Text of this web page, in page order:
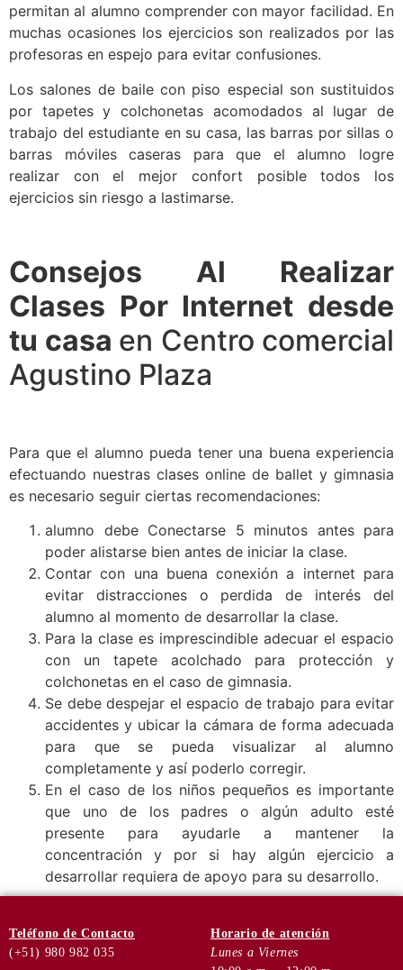
permitan al alumno comprender con mayor facilidad. En
muchas ocasiones los ejercicios son realizados por las
profesoras en espejo para evitar confusiones.
Los salones de baile con piso especial son sustituidos
por tapetes y colchonetas acomodados al lugar de
trabajo del estudiante en su casa, las barras por sillas o
barras móviles caseras para que el alumno logre
realizar con el mejor confort posible todos los
ejercicios sin riesgo a lastimarse.
Consejos Al Realizar
Clases Por Internet desde
tu casa en Centro comercial
Agustino Plaza
Para que el alumno pueda tener una buena experiencia
efectuando nuestras clases online de ballet y gimnasia
es necesario seguir ciertas recomendaciones:
alumno debe Conectarse 5 minutos antes para
poder alistarse bien antes de iniciar la clase.
Contar con una buena conexión a internet para
evitar distracciones o perdida de interés del
alumno al momento de desarrollar la clase.
Para la clase es imprescindible adecuar el espacio
con un tapete acolchado para protección y
colchonetas en el caso de gimnasia.
Se debe despejar el espacio de trabajo para evitar
accidentes y ubicar la cámara de forma adecuada
para que se pueda visualizar al alumno
completamente y así poderlo corregir.
En el caso de los niños pequeños es importante
que uno de los padres o algún adulto esté
presente para ayudarle a mantener la
concentración y por si hay algún ejercicio a
desarrollar requiera de apoyo para su desarrollo.
Teléfono de Contacto
(+51) 980 982 035
Horario de atención
Lunes a Viernes